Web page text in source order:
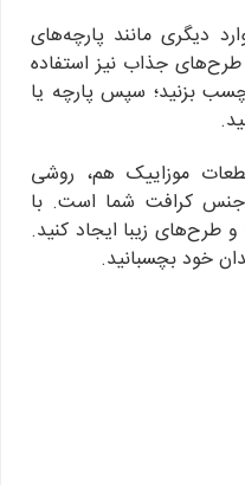
دیگری مانند پارچه‌های
جذاب نیز استفاده
بزنید؛ سپس پارچه یا
موزاییک هم، روشی
جنس کرافت شما است. با
طرح‌های زیبا ایجاد کنید.
خود بچسبانید.